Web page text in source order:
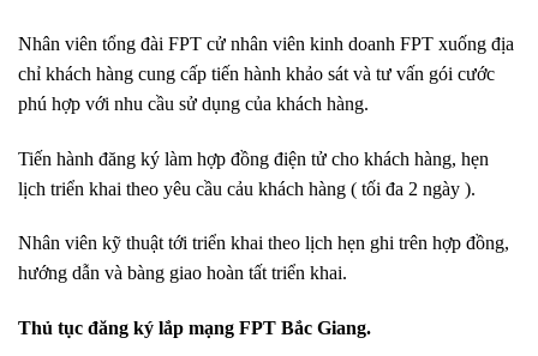
Nhân viên tổng đài FPT cử nhân viên kinh doanh FPT xuống địa
chỉ khách hàng cung cấp tiến hành khảo sát và tư vấn gói cước
phú hợp với nhu cầu sử dụng của khách hàng.
Tiến hành đăng ký làm hợp đồng điện tử cho khách hàng, hẹn
lịch triển khai theo yêu cầu cảu khách hàng ( tối đa 2 ngày ).
Nhân viên kỹ thuật tới triển khai theo lịch hẹn ghi trên hợp đồng,
hướng dẫn và bàng giao hoàn tất triển khai.
Thủ tục đăng ký lắp mạng FPT Bắc Giang.